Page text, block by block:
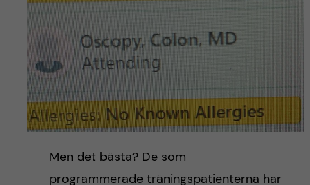
Men det bästa? De som
programmerade träningspatienterna har